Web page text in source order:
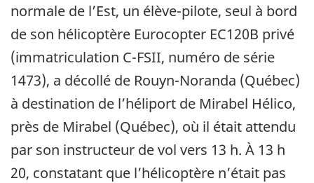
normale de l’Est, un élève-pilote, seul à bord
de son hélicoptère Eurocopter EC120B privé
(immatriculation C-FSII, numéro de série
1473), a décollé de Rouyn-Noranda (Québec)
à destination de l’héliport de Mirabel Hélico,
près de Mirabel (Québec), où il était attendu
par son instructeur de vol vers 13 h. À 13 h
20, constatant que l’hélicoptère n’était pas